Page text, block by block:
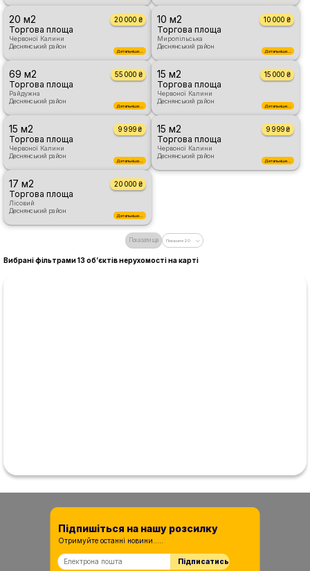
20 м2
Торгова площа
Червоної Калини
Деснянський район
20 000 ₴
Детальніше...
10 м2
Торгова площа
Миропільська
Деснянський район
10 000 ₴
Детальніше...
69 м2
Торгова площа
Райдужна
Деснянський район
55 000 ₴
Детальніше...
15 м2
Торгова площа
Червоної Калини
Деснянський район
15 000 ₴
Детальніше...
15 м2
Торгова площа
Червоної Калини
Деснянський район
9 999 ₴
Детальніше...
15 м2
Торгова площа
Червоної Калини
Деснянський район
9 999 ₴
Детальніше...
17 м2
Торгова площа
Лісовий
Деснянський район
20 000 ₴
Детальніше...
Показати ще
Вибрані фільтрами13обʼєктів нерухомості на карті
Підпишіться на нашу розсилку
Отримуйте останні новини.....
Підписатись